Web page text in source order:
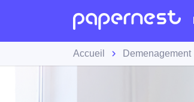
Accueil Demenagement